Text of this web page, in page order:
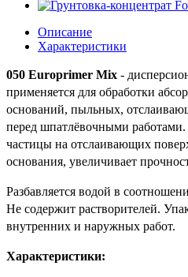
Описание
Характеристики
050 Europrimer Mix -
применяется для обработки
оснований, пыльных,
перед шпатлёвочными
частицы на отслаивающих
основания, увеличивает
Разбавляется водой в
Не содержит растворителей.
внутренних и наружных работ.
Характеристики: